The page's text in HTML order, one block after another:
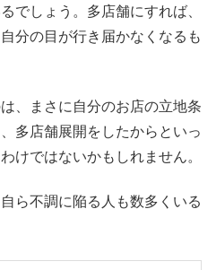
でしょう。多店舗にすれば、
分の目が行き届かなくなるも
、まさに自分のお店の立地条
多店舗展開をしたからといっ
けではないかもしれません。
ら不調に陥る人も数多くいる